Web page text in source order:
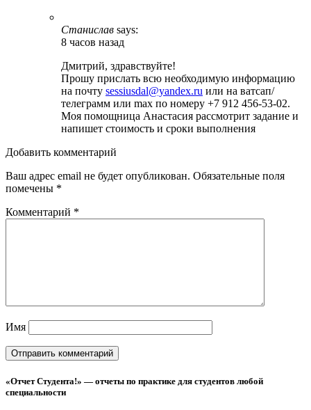
Станислав says:
8 часов назад
Дмитрий, здравствуйте!
Прошу прислать всю необходимую информацию
на почту sessiusdal@yandex.ru или на ватсап/
телеграмм или max по номеру +7 912 456-53-02.
Моя помощница Анастасия рассмотрит задание и
напишет стоимость и сроки выполнения
Добавить комментарий
Ваш адрес email не будет опубликован. Обязательные поля
помечены *
Комментарий *
Имя
«Отчет Студента!» — отчеты по практике для студентов любой
специальности